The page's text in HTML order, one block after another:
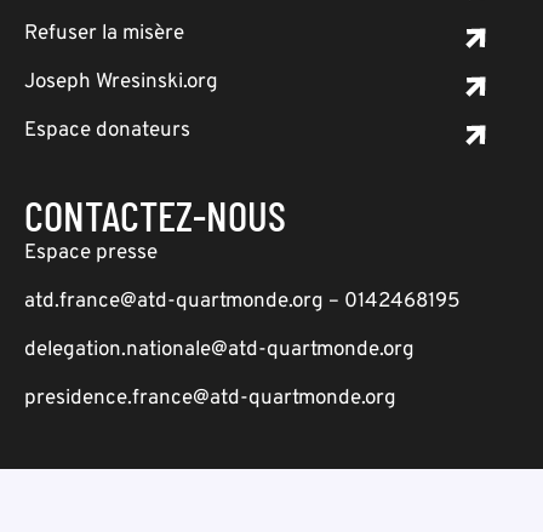
Refuser la misère
Joseph Wresinski.org
Espace donateurs
CONTACTEZ-NOUS
Espace presse
atd.france@atd-quartmonde.org – 0142468195
delegation.nationale@atd-quartmonde.org
presidence.france@atd-quartmonde.org